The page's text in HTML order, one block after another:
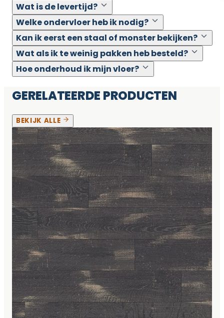
Wat is de levertijd?
Welke ondervloer heb ik nodig?
Kan ik eerst een staal of monster bekijken?
Wat als ik te weinig pakken heb besteld?
Hoe onderhoud ik mijn vloer?
GERELATEERDE PRODUCTEN
BEKIJK ALLE